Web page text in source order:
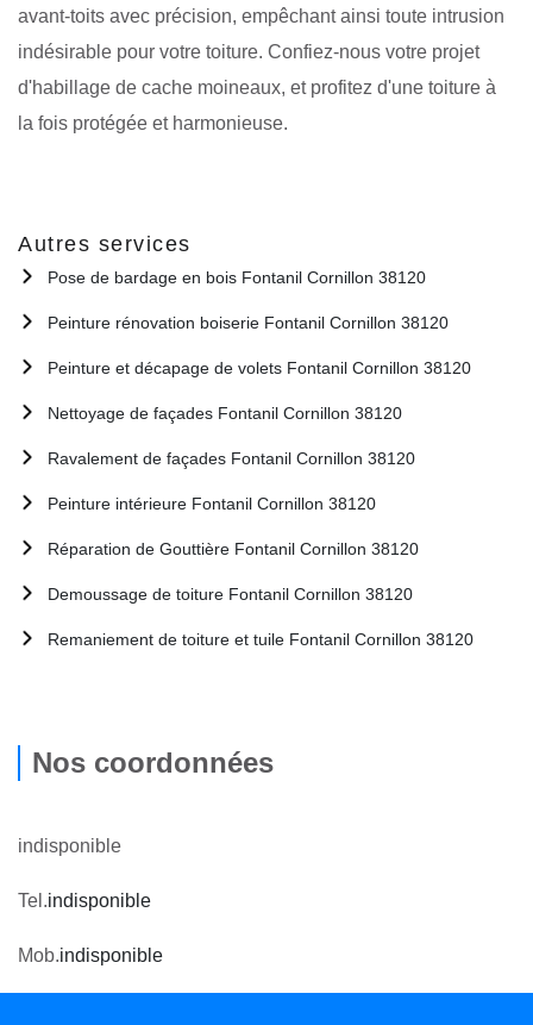
avant-toits avec précision, empêchant ainsi toute intrusion
indésirable pour votre toiture. Confiez-nous votre projet
d'habillage de cache moineaux, et profitez d'une toiture à
la fois protégée et harmonieuse.
Autres services
Pose de bardage en bois Fontanil Cornillon 38120
Peinture rénovation boiserie Fontanil Cornillon 38120
Peinture et décapage de volets Fontanil Cornillon 38120
Nettoyage de façades Fontanil Cornillon 38120
Ravalement de façades Fontanil Cornillon 38120
Peinture intérieure Fontanil Cornillon 38120
Réparation de Gouttière Fontanil Cornillon 38120
Demoussage de toiture Fontanil Cornillon 38120
Remaniement de toiture et tuile Fontanil Cornillon 38120
Nos coordonnées
indisponible
Tel.indisponible
Mob.indisponible